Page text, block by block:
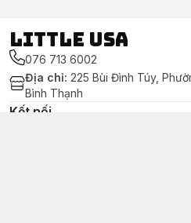
LITTLE USA
076 713 6002
Địa chỉ: 225 Bùi Đình Túy,
Bình Thạnh
Kết nối